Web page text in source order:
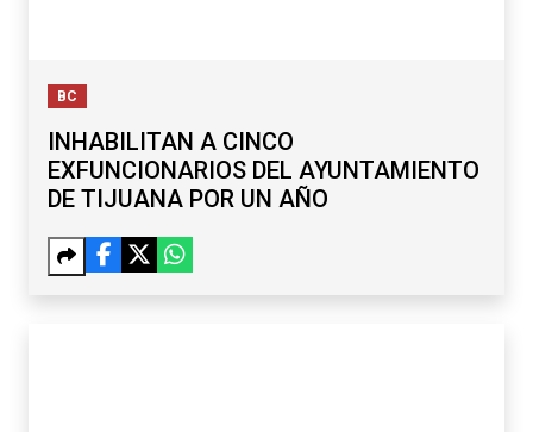
BC
INHABILITAN A CINCO
EXFUNCIONARIOS DEL AYUNTAMIENTO
DE TIJUANA POR UN AÑO